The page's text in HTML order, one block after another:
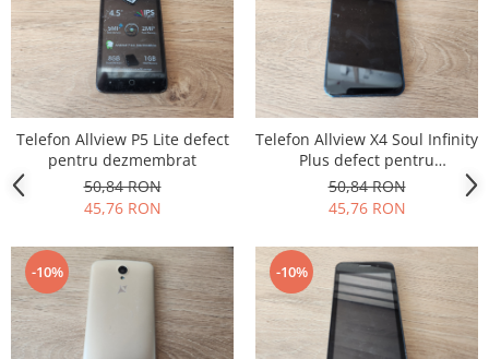
Acer
Alcatel
Allview
Asus
Asus
Blackberry
Blackview
Display Oneplus
HTC
Huawei
Iphone
IPOD
Telefon Allview P5 Lite defect
pentru dezmembrat
50,84 RON
45,76 RON
Telefon Allview X4 Soul Infinity
Plus defect pentru
dezmembrat
50,84 RON
45,76 RON
-10% -10%